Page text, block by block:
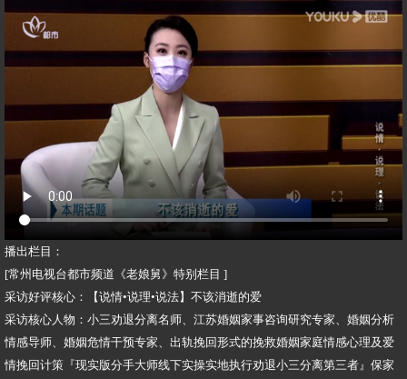
播出栏目：
[常州电视台都市频道《老娘舅》特别栏目 ]
采访好评核心：【说情•说理•说法】不该消逝的爱
采访核心人物：小三劝退分离名师、江苏婚姻家事咨询研究专家、婚姻分析
情感导师、婚姻危情干预专家、出轨挽回形式的挽救婚姻家庭情感心理及爱
情挽回计策『现实版分手大师线下实操实地执行劝退小三分离第三者』保家